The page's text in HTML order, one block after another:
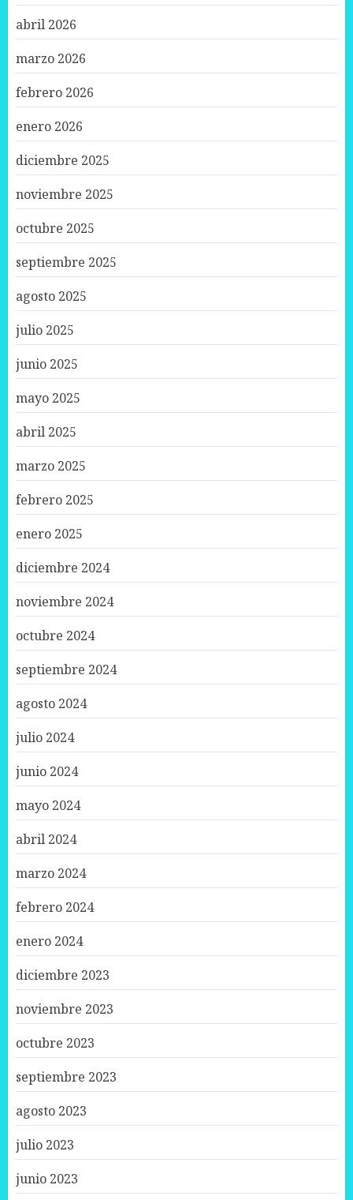
abril 2026
marzo 2026
febrero 2026
enero 2026
diciembre 2025
noviembre 2025
octubre 2025
septiembre 2025
agosto 2025
julio 2025
junio 2025
mayo 2025
abril 2025
marzo 2025
febrero 2025
enero 2025
diciembre 2024
noviembre 2024
octubre 2024
septiembre 2024
agosto 2024
julio 2024
junio 2024
mayo 2024
abril 2024
marzo 2024
febrero 2024
enero 2024
diciembre 2023
noviembre 2023
octubre 2023
septiembre 2023
agosto 2023
julio 2023
junio 2023